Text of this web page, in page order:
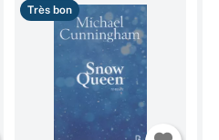
Très bon